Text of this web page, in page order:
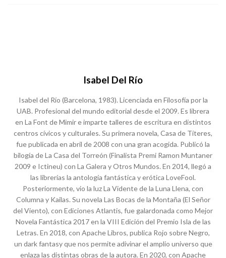
Isabel Del Río
Isabel del Río (Barcelona, 1983). Licenciada en Filosofía por la
UAB. Profesional del mundo editorial desde el 2009. Es librera
en La Font de Mimir e imparte talleres de escritura en distintos
centros cívicos y culturales. Su primera novela, Casa de Títeres,
fue publicada en abril de 2008 con una gran acogida. Publicó la
bilogía de La Casa del Torreón (Finalista Premi Ramon Muntaner
2009 e Ictineu) con La Galera y Otros Mundos. En 2014, llegó a
las librerías la antología fantástica y erótica LoveFool.
Posteriormente, vio la luz La Vidente de la Luna Llena, con
Columna y Kailas. Su novela Las Bocas de la Montaña (El Señor
del Viento), con Ediciones Atlantis, fue galardonada como Mejor
Novela Fantástica 2017 en la VIII Edición del Premio Isla de las
Letras. En 2018, con Apache Libros, publica Rojo sobre Negro,
un dark fantasy que nos permite adivinar el amplio universo que
enlaza las distintas obras de la autora. En 2020, con Apache